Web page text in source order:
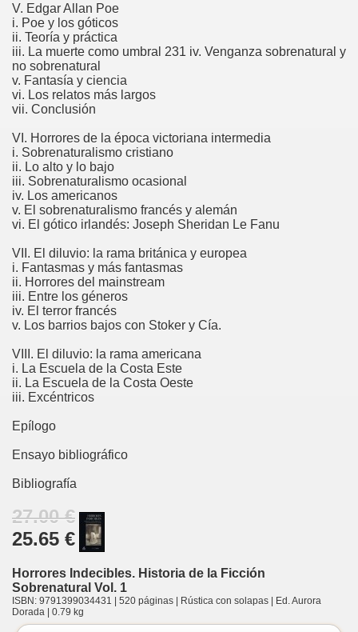
V. Edgar Allan Poe
i. Poe y los góticos
ii. Teoría y práctica
iii. La muerte como umbral 231 iv. Venganza sobrenatural y
no sobrenatural
v. Fantasía y ciencia
vi. Los relatos más largos
vii. Conclusión
VI. Horrores de la época victoriana intermedia
i. Sobrenaturalismo cristiano
ii. Lo alto y lo bajo
iii. Sobrenaturalismo ocasional
iv. Los americanos
v. El sobrenaturalismo francés y alemán
vi. El gótico irlandés: Joseph Sheridan Le Fanu
VII. El diluvio: la rama británica y europea
i. Fantasmas y más fantasmas
ii. Horrores del mainstream
iii. Entre los géneros
iv. El terror francés
v. Los barrios bajos con Stoker y Cía.
VIII. El diluvio: la rama americana
i. La Escuela de la Costa Este
ii. La Escuela de la Costa Oeste
iii. Excéntricos
Epílogo
Ensayo bibliográfico
Bibliografía
27.00 €
25.65 €
Horrores Indecibles. Historia de la Ficción
Sobrenatural Vol. 1
ISBN: 9791399034431 | 520 páginas | Rústica con solapas | Ed. Aurora
Dorada | 0.79 kg